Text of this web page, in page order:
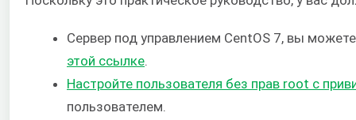
Сервер под управлением CentOS 7, вы
этой ссылке
Настройте пользователя без прав root с
пользователем.